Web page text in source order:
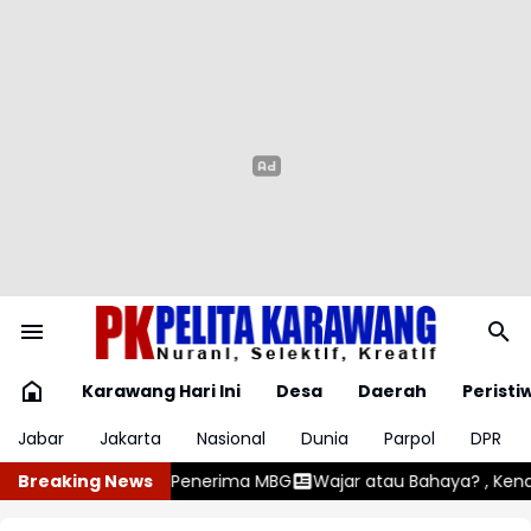
Karawang Hari Ini Desa Daerah
Jabar
Jakarta Nasional Dunia Parpol
DPR
Breaking News
Wajar atau Bahaya? , Kenali 5 Penyebab Gumoh pada Bayi